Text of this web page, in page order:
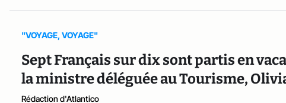
"VOYAGE, VOYAGE"
Sept Français sur dix sont partis en
la ministre déléguée au Tourisme,
Rédaction d'Atlantico